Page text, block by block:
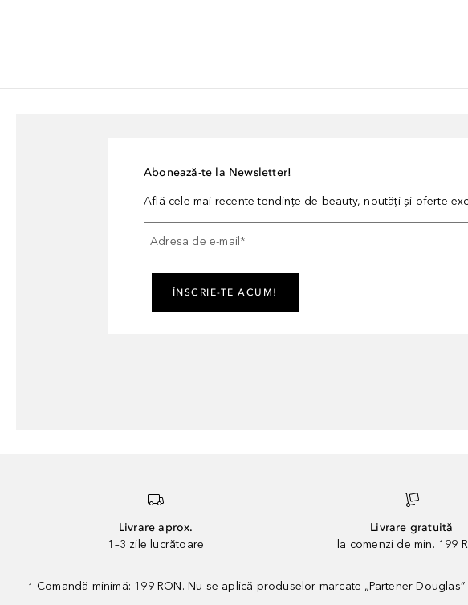
Abonează-te la Newsletter!
Află cele mai recente tendințe de beauty, noutăți și oferte
Adresa de e-mail *
ÎNSCRIE-TE ACUM!
Livrare aprox.
1–3 zile lucrătoare
Livrare gratuită
la comenzi de min. 199
1 Comandă minimă: 199 RON. Nu se aplică produselor marcate „Partener